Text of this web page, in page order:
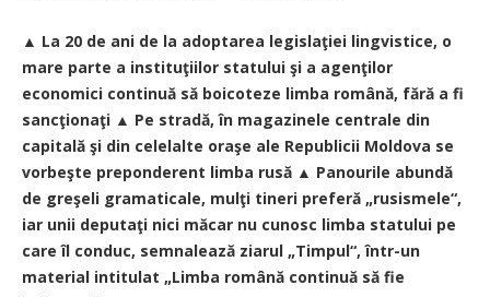
▲ La 20 de ani de la adoptarea legislaţiei lingvistice, o
mare parte a instituţiilor statului şi a agenţilor
economici continuă să boicoteze limba română, fără a fi
sancţionaţi ▲ Pe stradă, în magazinele centrale din
capitală şi din celelalte oraşe ale Republicii Moldova se
vorbeşte preponderent limba rusă ▲ Panourile abundă
de greşeli gramaticale, mulţi tineri preferă „rusismele“,
iar unii deputaţi nici măcar nu cunosc limba statului pe
care îl conduc, semnalează ziarul „Timpul“, într-un
material intitulat „Limba română continuă să fie